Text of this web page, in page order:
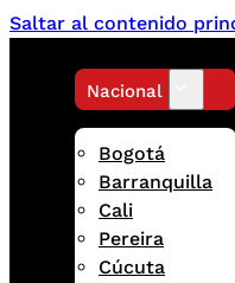
Saltar al contenido
Nacional
Bogotá
Barranquilla
Cali
Pereira
Cúcuta